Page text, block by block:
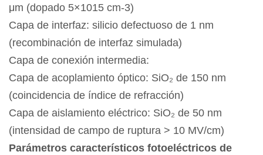
μm (dopado 5×1015 cm-3)
Capa de interfaz: silicio defectuoso de 1 nm
(recombinación de interfaz simulada)
Capa de conexión intermedia:
Capa de acoplamiento óptico: SiO₂ de 150 nm
(coincidencia de índice de refracción)
Capa de aislamiento eléctrico: SiO₂ de 50 nm
(intensidad de campo de ruptura > 10 MV/cm)
Parámetros característicos fotoeléctricos de